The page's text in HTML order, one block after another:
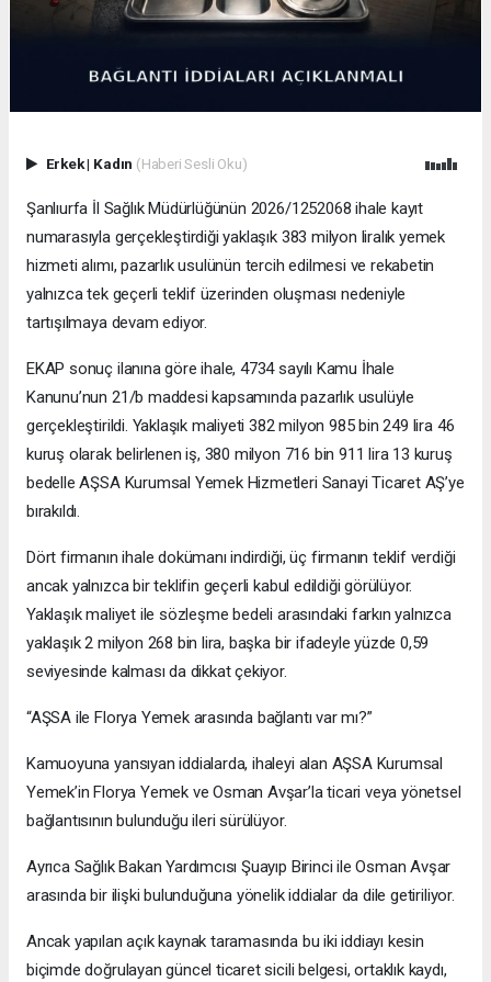
Erkek| Kadın (Haberi Sesli Oku)
Şanlıurfa İl Sağlık Müdürlüğünün 2026/1252068 ihale kayıt
numarasıyla gerçekleştirdiği yaklaşık 383 milyon liralık yemek
hizmeti alımı, pazarlık usulünün tercih edilmesi ve rekabetin
yalnızca tek geçerli teklif üzerinden oluşması nedeniyle
tartışılmaya devam ediyor.
EKAP sonuç ilanına göre ihale, 4734 sayılı Kamu İhale
Kanunu’nun 21/b maddesi kapsamında pazarlık usulüyle
gerçekleştirildi. Yaklaşık maliyeti 382 milyon 985 bin 249 lira 46
kuruş olarak belirlenen iş, 380 milyon 716 bin 911 lira 13 kuruş
bedelle AŞSA Kurumsal Yemek Hizmetleri Sanayi Ticaret AŞ’ye
bırakıldı.
Dört firmanın ihale dokümanı indirdiği, üç firmanın teklif verdiği
ancak yalnızca bir teklifin geçerli kabul edildiği görülüyor.
Yaklaşık maliyet ile sözleşme bedeli arasındaki farkın yalnızca
yaklaşık 2 milyon 268 bin lira, başka bir ifadeyle yüzde 0,59
seviyesinde kalması da dikkat çekiyor.
“AŞSA ile Florya Yemek arasında bağlantı var mı?”
Kamuoyuna yansıyan iddialarda, ihaleyi alan AŞSA Kurumsal
Yemek’in Florya Yemek ve Osman Avşar’la ticari veya yönetsel
bağlantısının bulunduğu ileri sürülüyor.
Ayrıca Sağlık Bakan Yardımcısı Şuayıp Birinci ile Osman Avşar
arasında bir ilişki bulunduğuna yönelik iddialar da dile getiriliyor.
Ancak yapılan açık kaynak taramasında bu iki iddiayı kesin
biçimde doğrulayan güncel ticaret sicili belgesi, ortaklık kaydı,